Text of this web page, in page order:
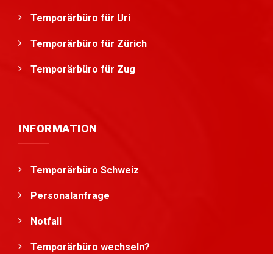
Temporärbüro für Uri
Temporärbüro für Zürich
Temporärbüro für Zug
INFORMATION
Temporärbüro Schweiz
Personalanfrage
Notfall
Temporärbüro wechseln?